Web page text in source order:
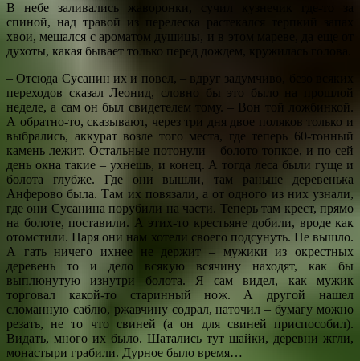
В небе заливались жаворонки, сучил кузнечик где-то за
спиной, над травой из перелеска растекался терпкий запах
хвои, мешался с ароматом душицы, и в этом мареве, да еще от
духоты, какая бывает только перед дождем, кружилась голова.
– Отсюда Сусанин их и повел, – вдруг задумчиво, безо всяких
переходов сказал Леонид, словно бы это было на прошлой
неделе, а сам он был свидетелем тому. – Вон той ложбинкой.
А обратно-то, сказывают, через три дня двое поляков только и
выбрались, аккурат возле того места, где теперь 60-тонный
камень лежит. Остальные потонули – болото топкое, и по сей
день окна такие – ухнешь, и конец. А тогда леса были гуще и
болота глубже. Где они вышли, там раньше деревенька
Анферово была. Там их повязали, а от одного из них узнали,
где они Сусанина порубили на части. Теперь там крест, прямо
на болоте, поставили. А этих-то крестьяне добили, вроде как
отомстили. Царя они нам хотели своего подсунуть. Не вышло.
А гать ничего ихнее не держит – мужики из окрестных
деревень то и дело всякую всячину находят, как бы
выплюнутую изнутри болота. Я сам видел, как мужик
торговал какой-то старинный нож. А другой нашел
сломанную саблю, ржавчину содрал, наточил – бумагу можно
резать, не то что свиней (а он для свиней приспособил).
Видать, много их было. Шатались тут шайки, деревни жгли,
монастыри грабили. Дурное было время…